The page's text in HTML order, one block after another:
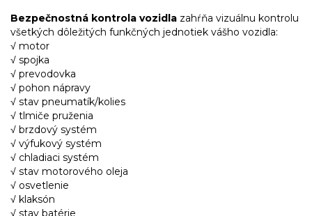
Bezpečnostná kontrola vozidla zahŕňa vizuálnu kontrolu
všetkých dôležitých funkčných jednotiek vášho vozidla:
√ motor
√ spojka
√ prevodovka
√ pohon nápravy
√ stav pneumatík/kolies
√ tlmiče pruženia
√ brzdový systém
√ výfukový systém
√ chladiaci systém
√ stav motorového oleja
√ osvetlenie
√ klaksón
√ stav batérie